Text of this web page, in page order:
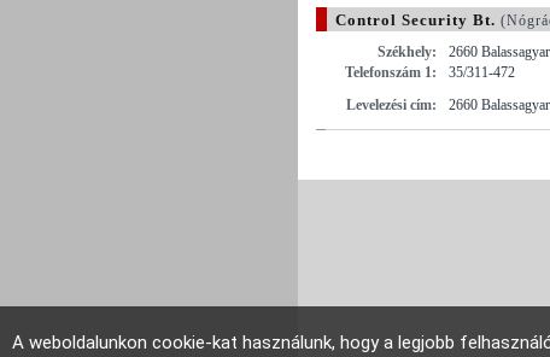
Control Security Bt.
Székhely:
2660
Telefonszám 1:
35/311-472
Levelezési cím:
2660
A weboldalunkon cookie-kat használunk, hogy a legjobb